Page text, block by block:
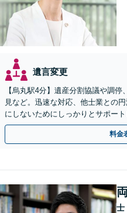
遺言変更
【烏丸駅4分】遺産分割協議や調
見など。迅速な対応、他士業との
にしないためにしっかりとサポー
張相談も対応します【Web面談可
料金
士